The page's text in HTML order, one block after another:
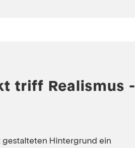
triff Realismus -
gestalteten Hintergrund ein